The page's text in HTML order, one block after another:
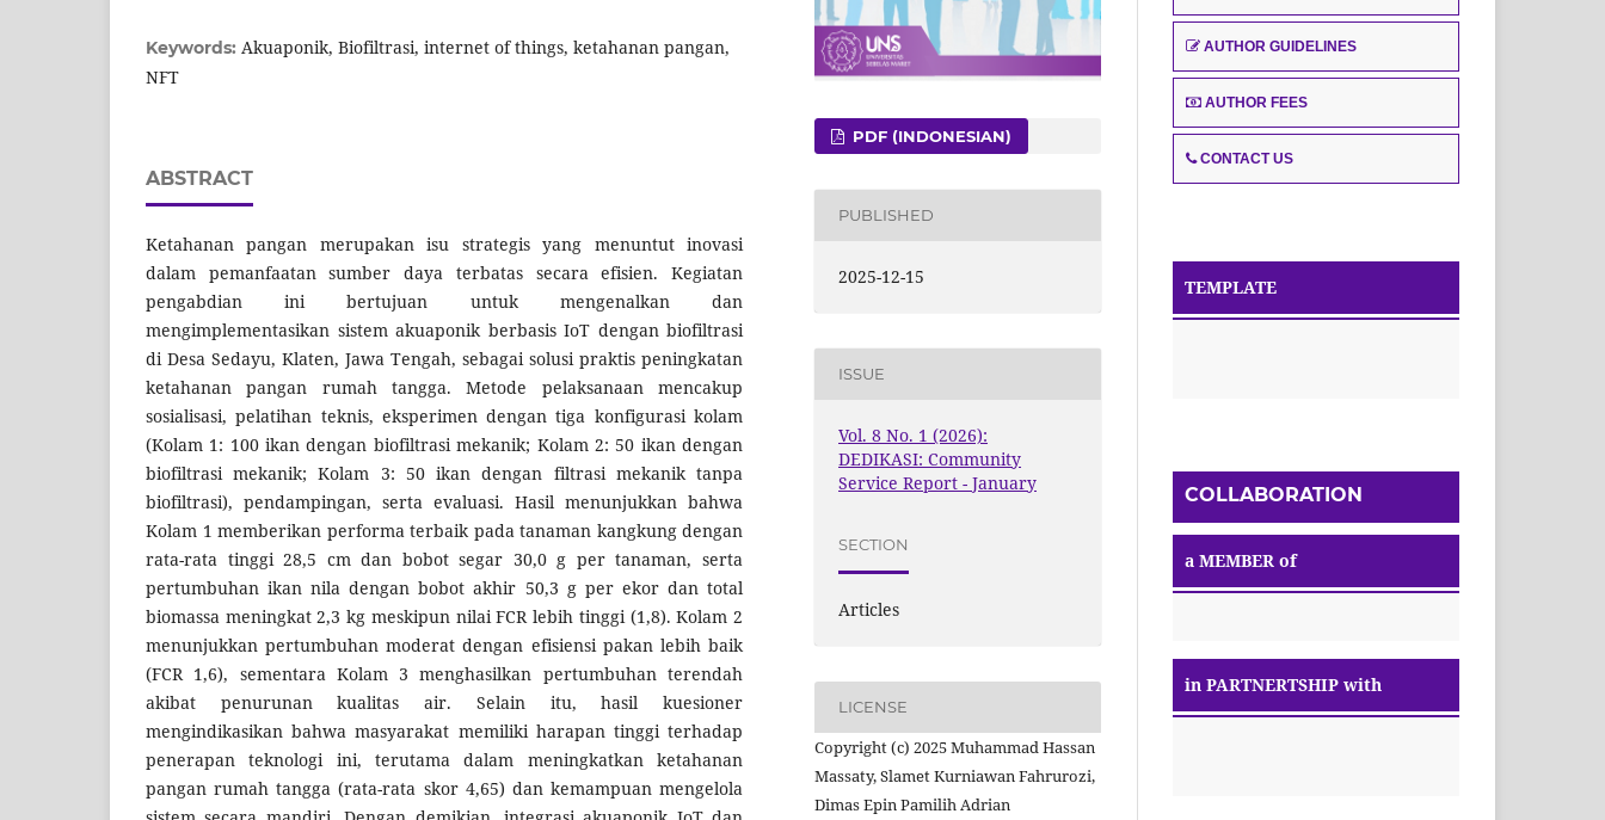
Keywords: Akuaponik, Biofiltrasi, internet of things, ketahanan pangan,
NFT
ABSTRACT
Ketahanan pangan merupakan isu strategis yang menuntut inovasi
dalam pemanfaatan sumber daya terbatas secara efisien. Kegiatan
pengabdian ini bertujuan untuk mengenalkan dan
mengimplementasikan sistem akuaponik berbasis IoT dengan biofiltrasi
di Desa Sedayu, Klaten, Jawa Tengah, sebagai solusi praktis peningkatan
ketahanan pangan rumah tangga. Metode pelaksanaan mencakup
sosialisasi, pelatihan teknis, eksperimen dengan tiga konfigurasi kolam
(Kolam 1: 100 ikan dengan biofiltrasi mekanik; Kolam 2: 50 ikan dengan
biofiltrasi mekanik; Kolam 3: 50 ikan dengan filtrasi mekanik tanpa
biofiltrasi), pendampingan, serta evaluasi. Hasil menunjukkan bahwa
Kolam 1 memberikan performa terbaik pada tanaman kangkung dengan
rata-rata tinggi 28,5 cm dan bobot segar 30,0 g per tanaman, serta
pertumbuhan ikan nila dengan bobot akhir 50,3 g per ekor dan total
biomassa meningkat 2,3 kg meskipun nilai FCR lebih tinggi (1,8). Kolam 2
menunjukkan pertumbuhan moderat dengan efisiensi pakan lebih baik
(FCR 1,6), sementara Kolam 3 menghasilkan pertumbuhan terendah
akibat penurunan kualitas air. Selain itu, hasil kuesioner
mengindikasikan bahwa masyarakat memiliki harapan tinggi terhadap
penerapan teknologi ini, terutama dalam meningkatkan ketahanan
pangan rumah tangga (rata-rata skor 4,65) dan kemampuan mengelola
PDF (INDONESIAN)
PUBLISHED
2025-12-15
ISSUE
Vol. 8 No. 1 (2026):
DEDIKASI: Community
Service Report - January
SECTION
Articles
LICENSE
Copyright (c) 2025 Muhammad Hassan
Massaty, Slamet Kurniawan Fahrurozi,
Dimas Epin Pamilih Adrian
AUTHOR GUIDELINES
AUTHOR FEES
CONTACT US
TEMPLATE
COLLABORATION
a MEMBER of
in PARTNERTSHIP with